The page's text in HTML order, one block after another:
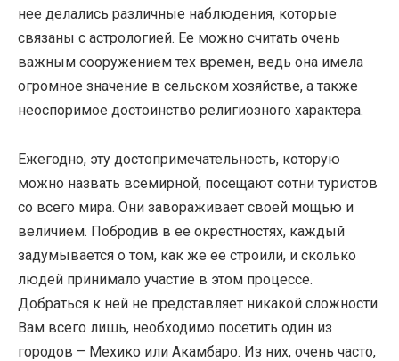
нее делались различные наблюдения, которые
связаны с астрологией. Ее можно считать очень
важным сооружением тех времен, ведь она имела
огромное значение в сельском хозяйстве, а также
неоспоримое достоинство религиозного характера.
Ежегодно, эту достопримечательность, которую
можно назвать всемирной, посещают сотни туристов
со всего мира. Они завораживает своей мощью и
величием. Побродив в ее окрестностях, каждый
задумывается о том, как же ее строили, и сколько
людей принимало участие в этом процессе.
Добраться к ней не представляет никакой сложности.
Вам всего лишь, необходимо посетить один из
городов – Мехико или Акамбаро. Из них, очень часто,